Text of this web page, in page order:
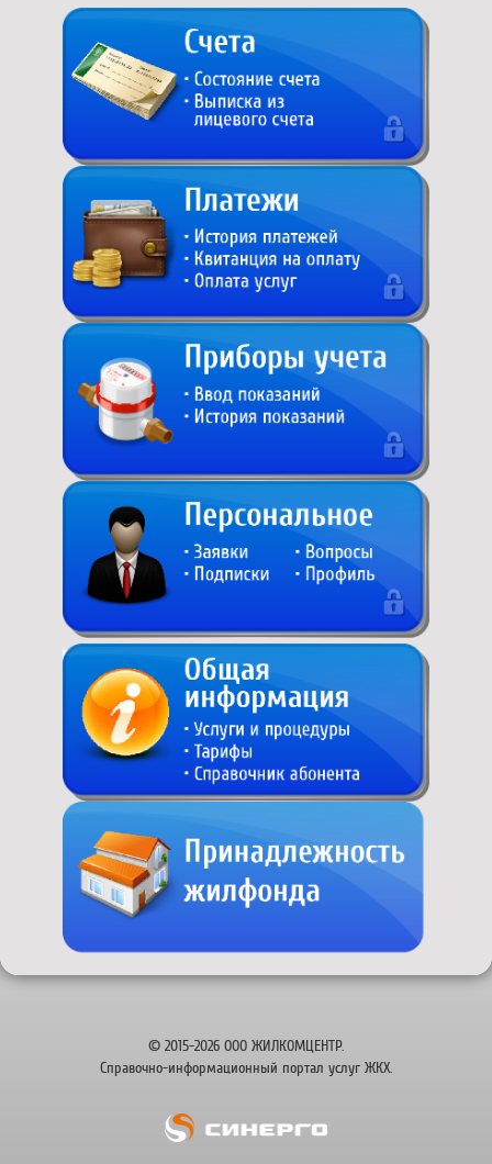
© 2015-2026 ООО ЖИЛКОМЦЕНТР.
Справочно-информационный портал услуг ЖКХ.